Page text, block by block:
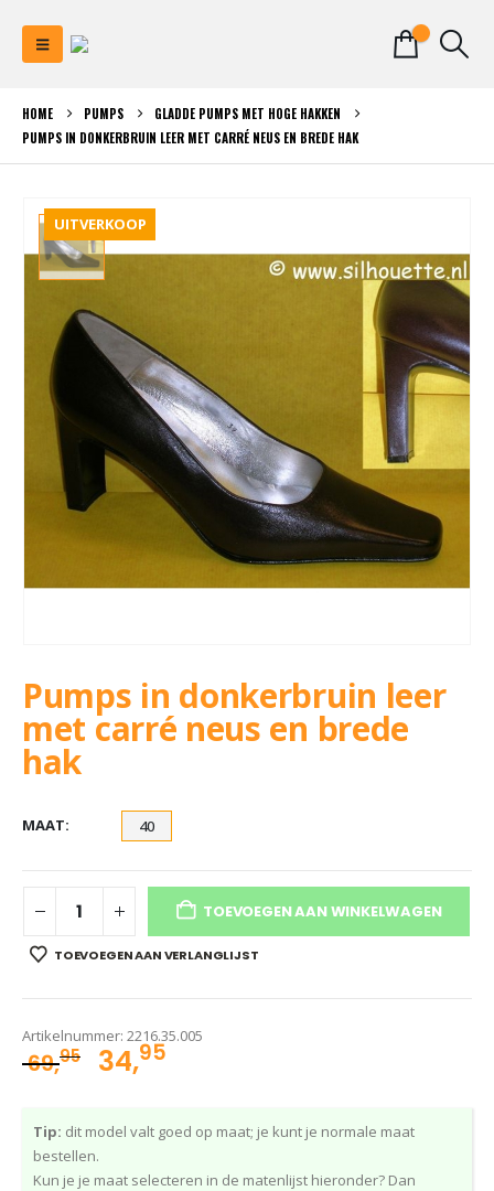
HOME PUMPS
GLADDE PUMPS MET HOGE HAKKEN
PUMPS IN DONKERBRUIN LEER MET CARRÉ NEUS EN BREDE HAK
UITVERKOOP
Pumps in donkerbruin leer
met carré neus en brede
hak
MAAT 40
TOEVOEGEN AAN WINKELWAGEN
TOEVOEGEN AAN VERLANGLIJST
Artikelnummer: 2216.35.005
69,95 Oorspronkelijke
69,95.
34,95
34,95.
Tip: dit model valt goed op maat; je kunt je normale maat
bestellen.
Kun je je maat selecteren in de matenlijst hieronder? Dan